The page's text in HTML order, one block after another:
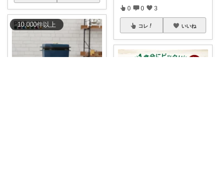
10,000件以上
0 0 3
コレ いいね